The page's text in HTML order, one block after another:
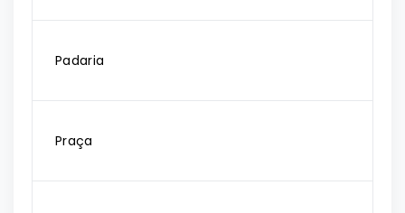
Padaria
Praça